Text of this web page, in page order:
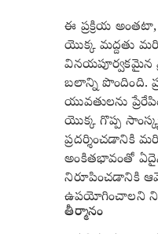
ఈ ప్రక్రియ
యొక్క మద్దతు
వినయపూర్వకమైన
బలాన్ని పొందింది.
యువతులను
యొక్క గొప్ప
ప్రదర్శించడానికి
అంకితభావంతో
నిరూపించడానికి
ఉపయోగించాలని
తీర్మానం